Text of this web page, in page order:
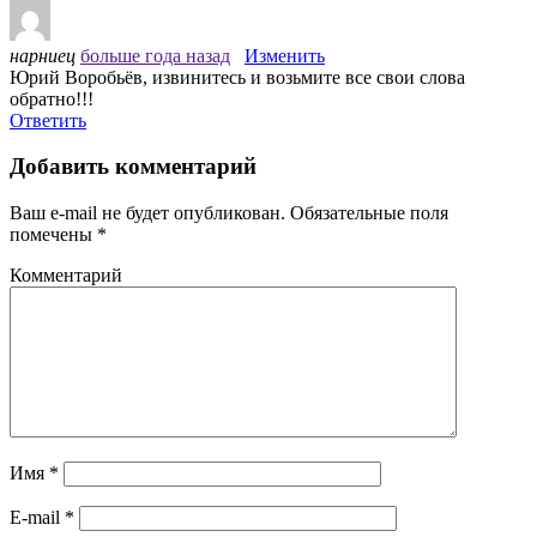
нарниец больше года назад
Изменить
Юрий Воробьёв, извинитесь и возьмите все свои слова
обратно!!!
Ответить
Добавить комментарий
Ваш e-mail не будет опубликован. Обязательные поля
помечены *
Комментарий
Имя *
E-mail *